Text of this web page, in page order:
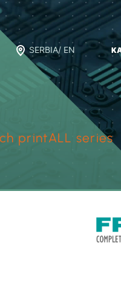
SERBIA/ EN
printALL series